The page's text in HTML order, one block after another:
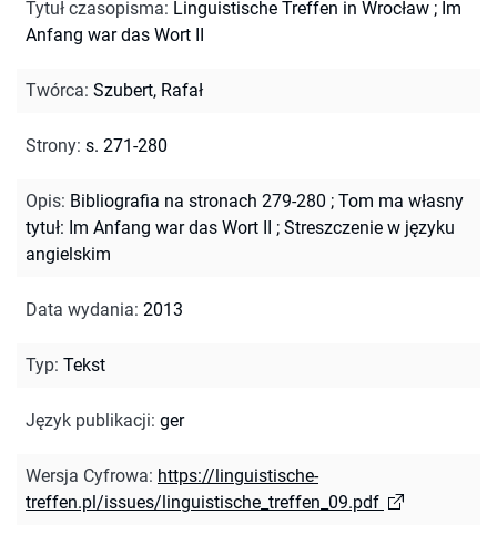
Tytuł czasopisma: Linguistische Treffen in Wrocław ; Im
Anfang war das Wort II
Twórca: Szubert, Rafał
Strony: s. 271-280
Opis: Bibliografia na stronach 279-280 ; Tom ma własny
tytuł: Im Anfang war das Wort II ; Streszczenie w języku
angielskim
Data wydania: 2013
Typ: Tekst
Język publikacji: ger
Wersja Cyfrowa: https://linguistische-
treffen.pl/issues/linguistische_treffen_09.pdf